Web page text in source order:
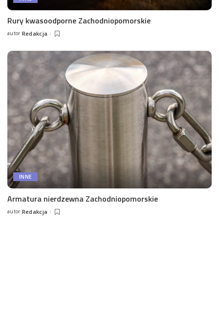
Rury kwasoodporne Zachodniopomorskie
Posted
autor Redakcja
INNE
Armatura nierdzewna Zachodniopomorskie
Posted
autor Redakcja